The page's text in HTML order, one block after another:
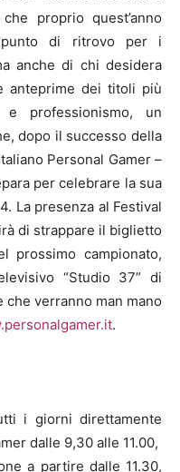
proprio quest’anno
di ritrovo per i
anche di chi desidera
anteprime dei titoli più
professionismo, un
dopo il successo della
Personal Gamer –
per celebrare la sua
La presenza al Festival
di strappare il biglietto
prossimo campionato,
“Studio 37” di
verranno man mano
.
i giorni direttamente
dalle 9,30 alle 11.00,
a partire dalle 11.30,